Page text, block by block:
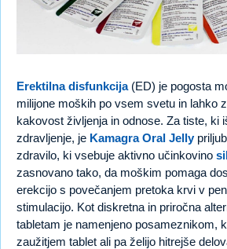
Erektilna disfunkcija(ED) je pogosta
milijone moških po vsem svetu in lahko
kakovost življenja in odnose. Za tiste, ki
zdravljenje, je Kamagra Oral Jelly
zdravilo, ki vsebuje aktivno učinkovino
zasnovano tako, da moškim pomaga
erekcijo s povečanjem pretoka krvi v
stimulacijo. Kot diskretna in priročna
tabletam je namenjeno posameznikom,
zaužitjem tablet ali pa želijo hitrejše